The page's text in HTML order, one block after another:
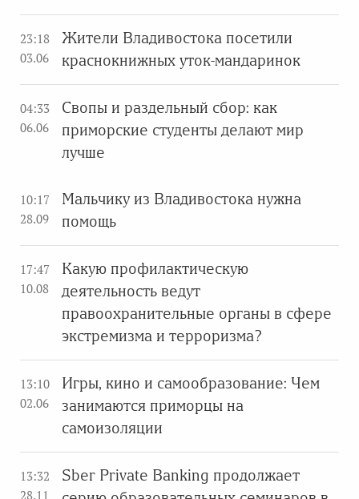
23:18
03.06
Жители Владивостока посетили
краснокнижных уток-мандаринок
04:33
06.06
Свопы и раздельный сбор: как
приморские студенты делают мир
лучше
10:17
28.09
Мальчику из Владивостока нужна
помощь
17:47
10.08
Какую профилактическую
деятельность ведут
правоохранительные органы в сфере
экстремизма и терроризма?
13:10
02.06
Игры, кино и самообразование: Чем
занимаются приморцы на
самоизоляции
13:32
28.11
Sber Private Banking продолжает